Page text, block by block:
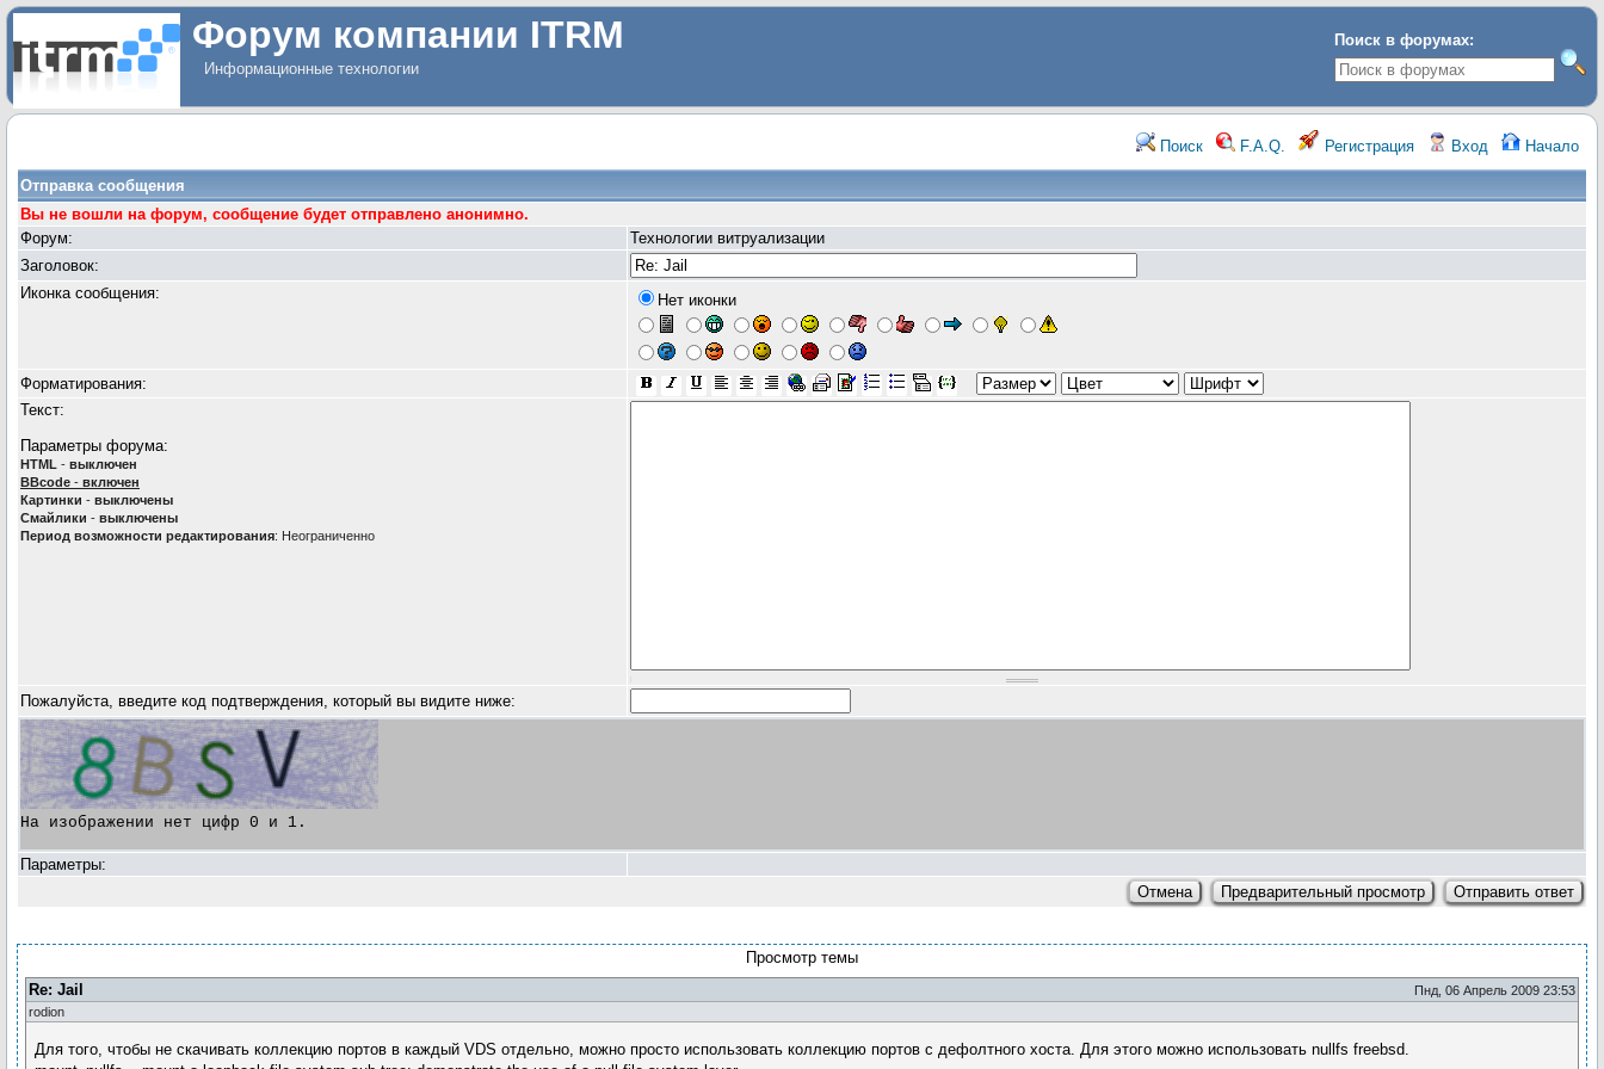
Поиск в форумах:
Форум компании ITRM
Информационные технологии
Поиск F.A.Q. Регистрация Вход Начало
Отправка сообщения
Вы не вошли на форум, сообщение будет отправлено анонимно.
Форум:
Технологии витруализации
Заголовок:
Иконка сообщения:
Нет иконки
Форматирования:
Текст:
Параметры форума:
HTML - выключен
BBcode - включен
Картинки - выключены
Смайлики - выключены
Период возможности редактирования: Неограниченно
Пожалуйста, введите код подтверждения, который вы видите ниже:
На изображении нет цифр 0 и 1.
Параметры:
Просмотр темы
Re: Jail
Пнд, 06 Апрель 2009 23:53
rodion
Для того, чтобы не скачивать коллекцию портов в каждый VDS отдельно, можно просто использовать коллекцию портов с дефолтного хоста. Для этого можно использовать nullfs freebsd.